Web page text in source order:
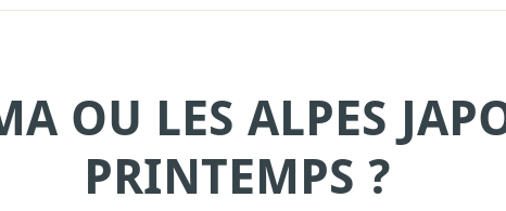
OU LES ALPES
PRINTEMPS ?